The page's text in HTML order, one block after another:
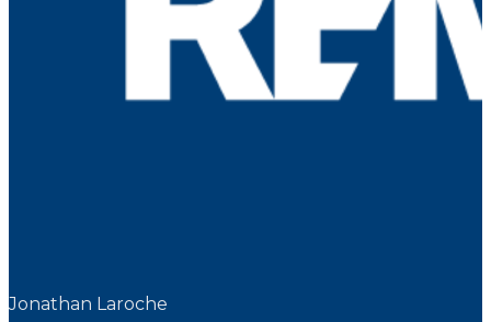
Jonathan Laroche